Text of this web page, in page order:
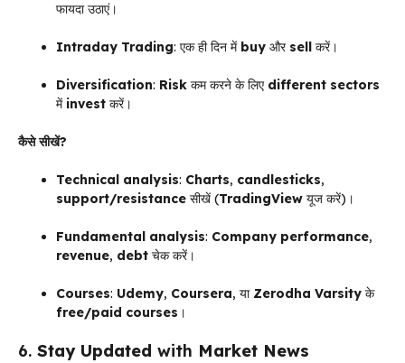
फायदा उठाएं।
Intraday Trading: एक ही दिन में buy और sell करें।
Diversification: Risk कम करने के लिए different sectors
में invest करें।
कैसे सीखें?
Technical analysis: Charts, candlesticks,
support/resistance सीखें (TradingView यूज करें)।
Fundamental analysis: Company performance,
revenue, debt चेक करें।
Courses: Udemy, Coursera, या Zerodha Varsity के
free/paid courses ।
6. Stay Updated with Market News